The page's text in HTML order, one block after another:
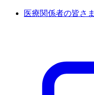
医療関係者の皆さま